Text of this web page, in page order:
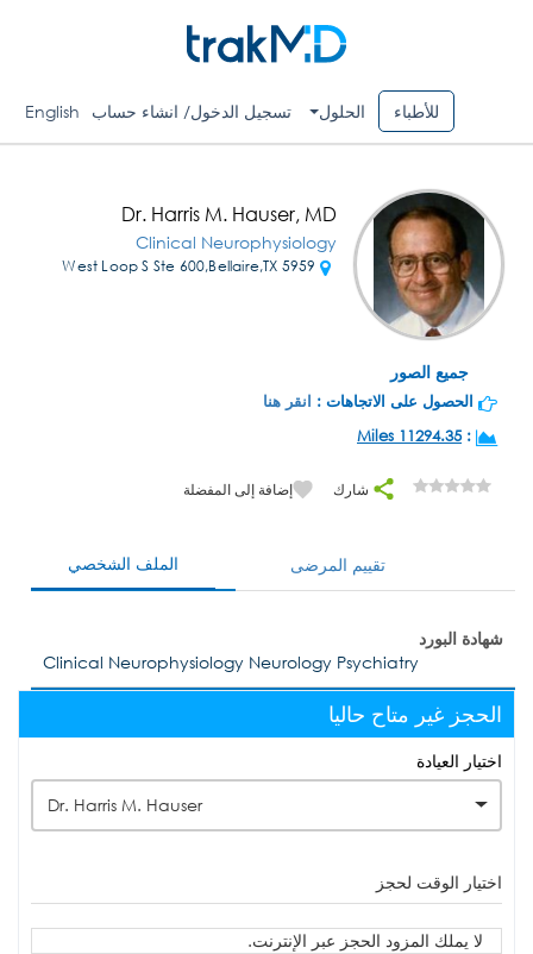
للأطباء الحلول تسجيل الدخول/ انشاء حساب English
جميع الصور
Dr. Harris M. Hauser, MD
Clinical Neurophysiology
الحصول على الاتجاهات : انقر هنا
:
11294.35 Miles
شارك إضافة إلى المفضلة
الملف الشخصي تقييم المرضى
شهادة البورد
Clinical Neurophysiology Neurology Psychiatry
الحجز غير متاح حاليا
اختيار العيادة
Dr. Harris M. Hauser
اختيار الوقت لحجز
لا يملك المزود الحجز عبر الإنترنت.